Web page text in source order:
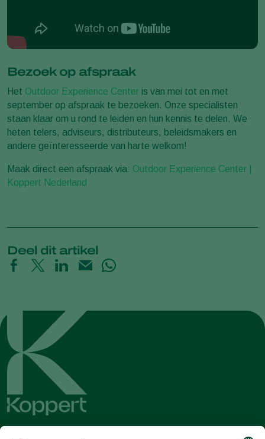
Bezoek op afspraak
Het Outdoor Experience Center is van mei tot en met
september op afspraak te bezoeken. Onze specialisten
staan klaar om u rond te leiden en hun kennis te delen. We
heten telers, adviseurs, distributeurs, beleidsmakers en
andere geïnteresseerde van harte welkom!
Maak direct een afspraak via: Outdoor Experience Center |
Koppert Nederland
Deel dit artikel